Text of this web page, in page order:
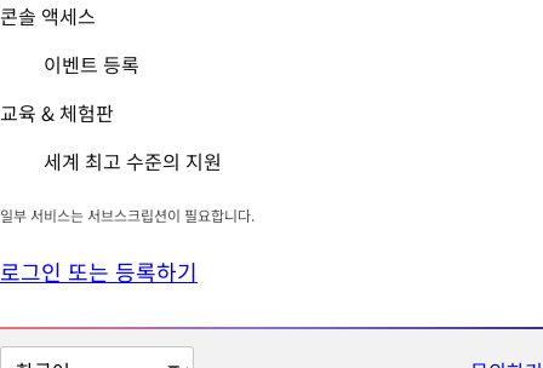
콘솔 액세스
이벤트 등록
교육 & 체험판
세계 최고 수준의 지원
일부 서비스는 서브스크립션이 필요합니다.
로그인 또는 등록하기